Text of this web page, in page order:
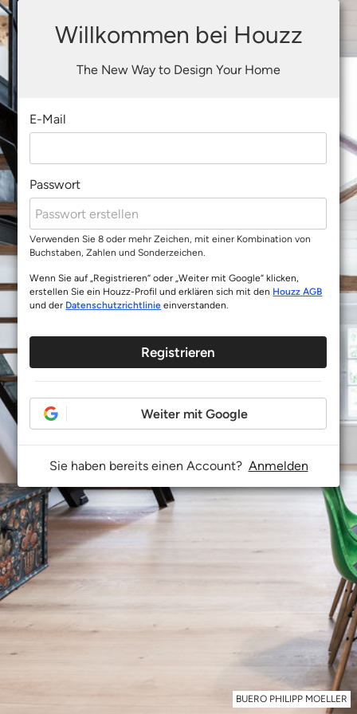
BUERO PHILIPP MOELLER
Willkommen bei Houzz
The New Way to Design Your Home
E-Mail
Passwort
Verwenden Sie 8 oder mehr Zeichen, mit einer Kombination von
Buchstaben, Zahlen und Sonderzeichen.
Wenn Sie auf „Registrieren“ oder „Weiter mit Google“ klicken,
erstellen Sie ein Houzz-Profil und erklären sich mit den Houzz AGB
und der Datenschutzrichtlinie einverstanden.
Registrieren
Weiter mit Google
Sie haben bereits einen Account? Anmelden